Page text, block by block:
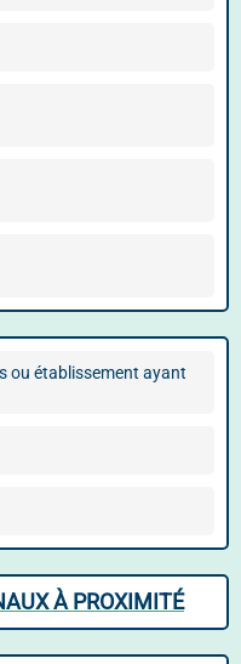
ou établissement ayant
À PROXIMITÉ